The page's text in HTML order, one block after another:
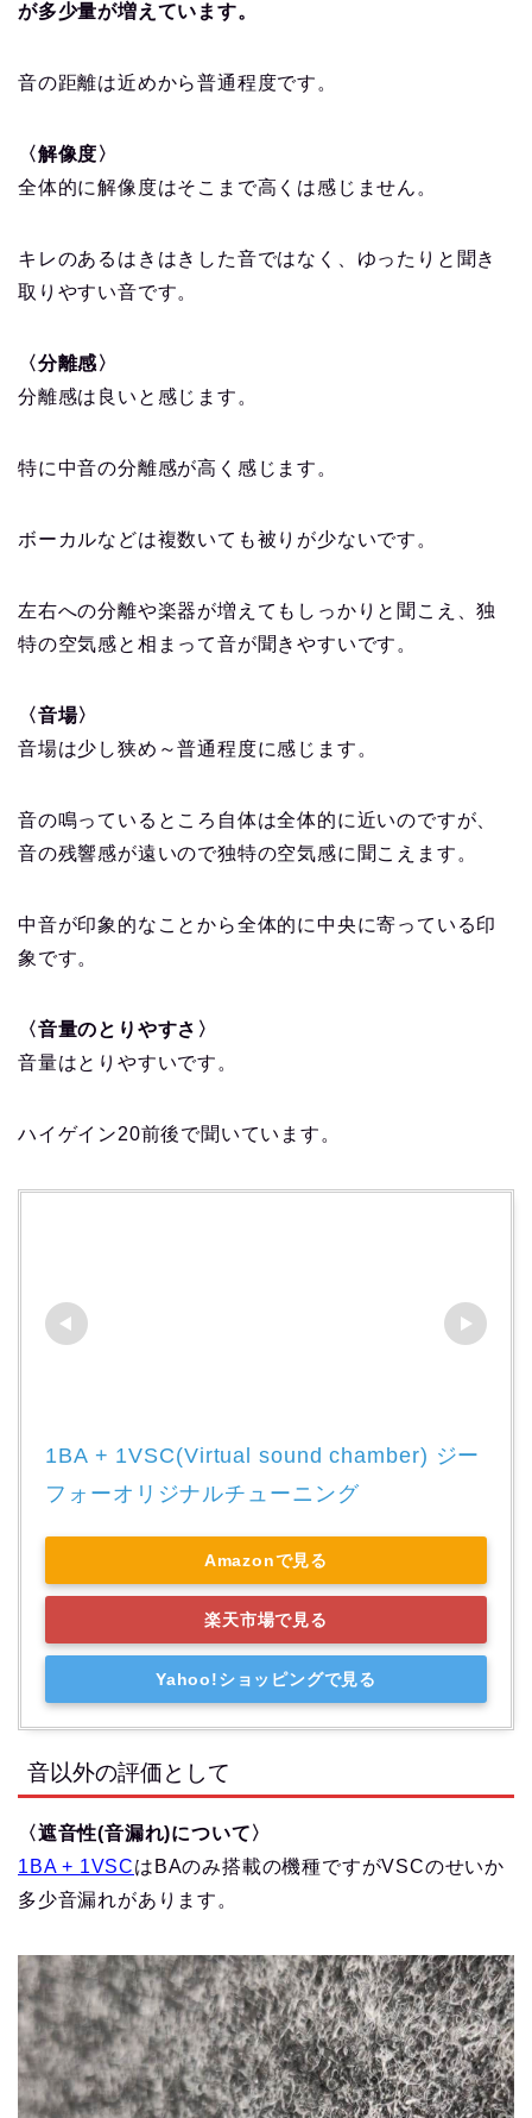
が多少量が増えています。
音の距離は近めから普通程度です。
〈解像度〉
全体的に解像度はそこまで高くは感じません。
キレのあるはきはきした音ではなく、ゆったりと聞き
取りやすい音です。
〈分離感〉
分離感は良いと感じます。
特に中音の分離感が高く感じます。
ボーカルなどは複数いても被りが少ないです。
左右への分離や楽器が増えてもしっかりと聞こえ、独
特の空気感と相まって音が聞きやすいです。
〈音場〉
音場は少し狭め～普通程度に感じます。
音の鳴っているところ自体は全体的に近いのですが、
音の残響感が遠いので独特の空気感に聞こえます。
中音が印象的なことから全体的に中央に寄っている印
象です。
〈音量のとりやすさ〉
音量はとりやすいです。
ハイゲイン20前後で聞いています。
1BA + 1VSC(Virtual sound chamber) ジー
フォーオリジナルチューニング
Amazonで見る
楽天市場で見る
Yahoo!ショッピングで見る
音以外の評価として
〈遮音性(音漏れ)について〉
1BA + 1VSCはBAのみ搭載の機種ですがVSCのせいか
多少音漏れがあります。